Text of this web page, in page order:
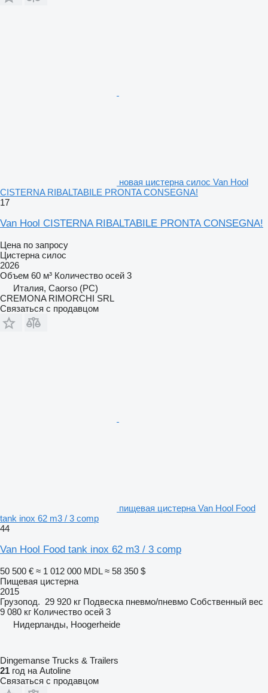
новая цистерна силос Van Hool
CISTERNA RIBALTABILE PRONTA CONSEGNA!
17
Van Hool CISTERNA RIBALTABILE PRONTA CONSEGNA!
Цена по запросу
Цистерна силос
2026
Объем 60 м³ Количество осей 3
Италия, Caorso (PC)
CREMONA RIMORCHI SRL
Связаться с продавцом
пищевая цистерна Van Hool Food
tank inox 62 m3 / 3 comp
44
Van Hool Food tank inox 62 m3 / 3 comp
50 500 € ≈ 1 012 000 MDL ≈ 58 350 $
Пищевая цистерна
2015
Грузопод. 29 920 кг Подвеска пневмо/пневмо Собственный вес
9 080 кг Количество осей 3
Нидерланды, Hoogerheide
Dingemanse Trucks & Trailers
21 год на Autoline
Связаться с продавцом